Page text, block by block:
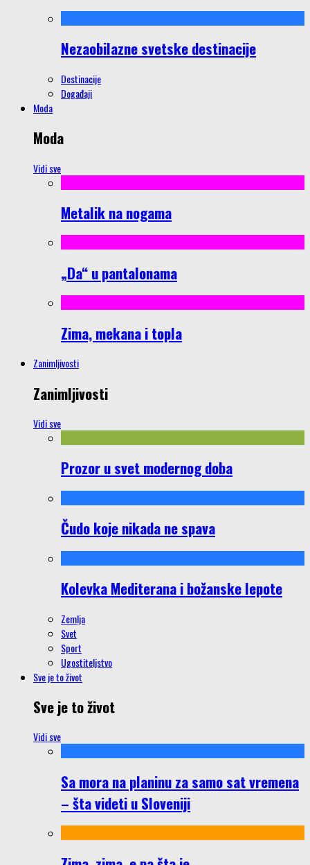
Nezaobilazne svetske destinacije
Destinacije
Događaji
Moda
Moda
Vidi sve
Metalik na nogama
„Da“ u pantalonama
Zima, mekana i topla
Zanimljivosti
Zanimljivosti
Vidi sve
Prozor u svet modernog doba
Čudo koje nikada ne spava
Kolevka Mediterana i božanske lepote
Zemlja
Svet
Sport
Ugostiteljstvo
Sve je to život
Sve je to život
Vidi sve
Sa mora na planinu za samo sat vremena
– šta videti u Sloveniji